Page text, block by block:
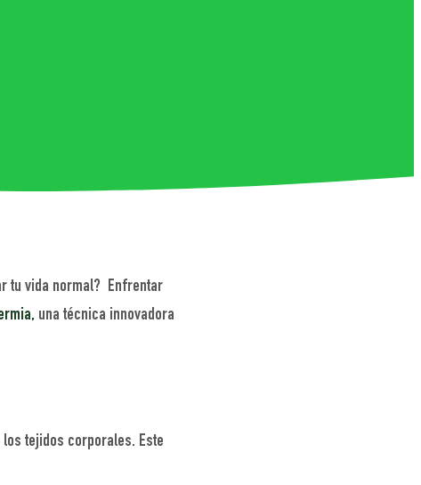
tu vida normal? Enfrentar
una técnica innovadora
tejidos corporales. Este